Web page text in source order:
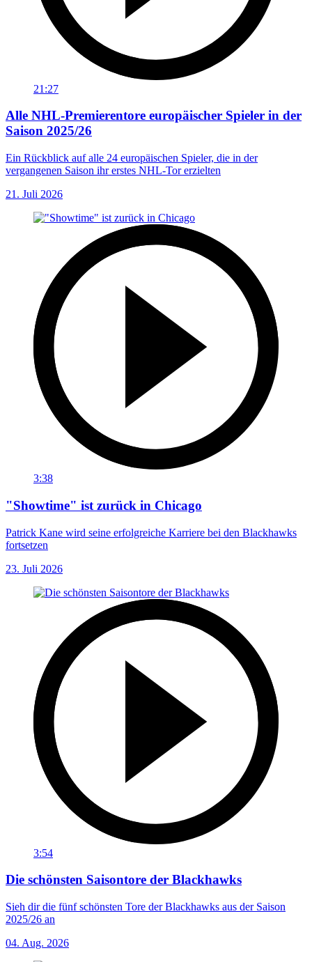
21:27
Alle NHL-Premierentore europäischer Spieler in der
Saison 2025/26
Ein Rückblick auf alle 24 europäischen Spieler, die in der
vergangenen Saison ihr erstes NHL-Tor erzielten
21. Juli 2026
3:38
"Showtime" ist zurück in Chicago
Patrick Kane wird seine erfolgreiche Karriere bei den Blackhawks
fortsetzen
23. Juli 2026
3:54
Die schönsten Saisontore der Blackhawks
Sieh dir die fünf schönsten Tore der Blackhawks aus der Saison
2025/26 an
04. Aug. 2026